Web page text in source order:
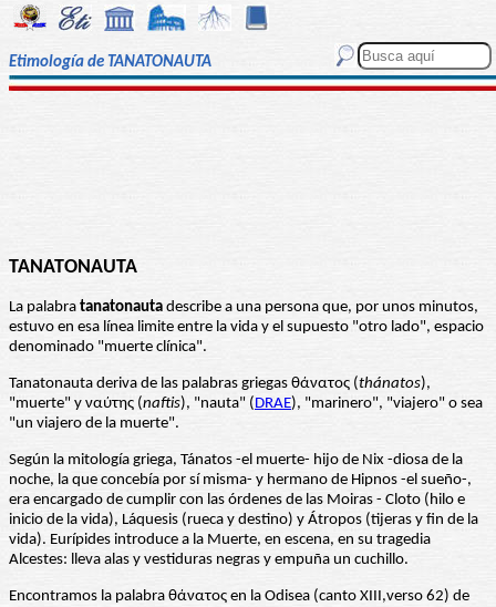
Etimología de TANATONAUTA
TANATONAUTA
La palabra tanatonauta describe a una persona que, por unos minutos,
estuvo en esa línea limite entre la vida y el supuesto "otro lado", espacio
denominado "muerte clínica".
Tanatonauta deriva de las palabras griegas θάνατος (thánatos),
"muerte" y ναύτης (naftis), "nauta" (DRAE), "marinero", "viajero" o sea
"un viajero de la muerte".
Según la mitología griega, Tánatos -el muerte- hijo de Nix -diosa de la
noche, la que concebía por sí misma- y hermano de Hipnos -el sueño-,
era encargado de cumplir con las órdenes de las Moiras - Cloto (hilo e
inicio de la vida), Láquesis (rueca y destino) y Átropos (tijeras y fin de la
vida). Eurípides introduce a la Muerte, en escena, en su tragedia
Alcestes: lleva alas y vestiduras negras y empuña un cuchillo.
Encontramos la palabra θάνατος en la Odisea (canto XIII,verso 62) de